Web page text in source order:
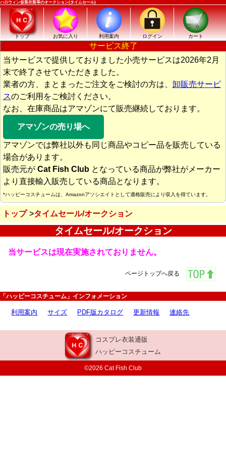
ハロウィン仮装衣装等のオークション(タイムセール)
トップ お気に入り 利用案内 ログイン カート
サービス終了
当サービスで提供しておりました小売サービスは2026年2月
末で終了させていただきました。
業者の方、まとまったご注文をご検討の方は、 卸販売サービ
スのご利用をご検討ください。
なお、在庫商品はアマゾンにて販売継続しております。
アマゾンの売り場へ
アマゾンでは弊社以外も同じ商品やコピー品を販売している
場合があります。
販売元が Cat Fish Club となっている商品が弊社がメーカー
より直接輸入販売している商品となります。
*ハッピーコスチュームは、Amazonアソシエイトとして適格販売により収入を得ています。
トップ タイムセール/オークション
タイムセール/オークション
当サービスは現在実施されておりません。
ページトップへ戻る
「ハッピーコスチューム」インフォメーション
利用案内 サイズ PDF版カタログ 更新情報 連絡先
コスプレ衣装通販
ハッピーコスチューム
©2026 Cat Fish Club